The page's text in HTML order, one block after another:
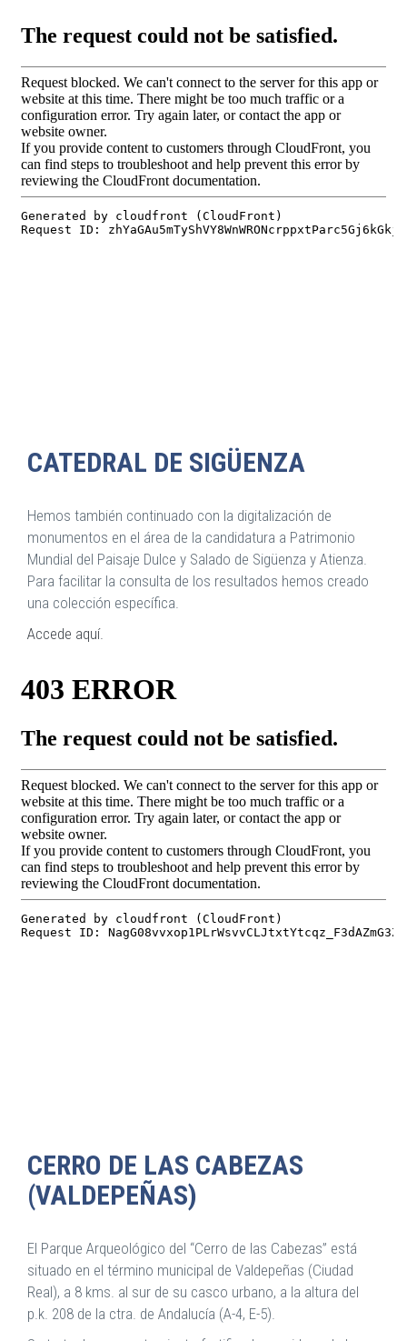
CATEDRAL DE SIGÜENZA
Hemos también continuado con la digitalización de
monumentos en el área de la candidatura a Patrimonio
Mundial del Paisaje Dulce y Salado de Sigüenza y Atienza.
Para facilitar la consulta de los resultados hemos creado
una colección específica.
Accede aquí.
CERRO DE LAS CABEZAS
(VALDEPEÑAS)
El Parque Arqueológico del “Cerro de las Cabezas” está
situado en el término municipal de Valdepeñas (Ciudad
Real), a 8 kms. al sur de su casco urbano, a la altura del
p.k. 208 de la ctra. de Andalucía (A-4, E-5).